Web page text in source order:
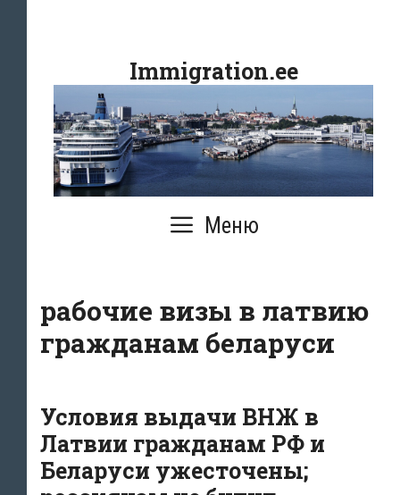
содержимомуImmigration.ee
Меню
рабочие визы в латвию
гражданам беларуси
Условия выдачи ВНЖ в
Латвии гражданам РФ и
Беларуси ужесточены;